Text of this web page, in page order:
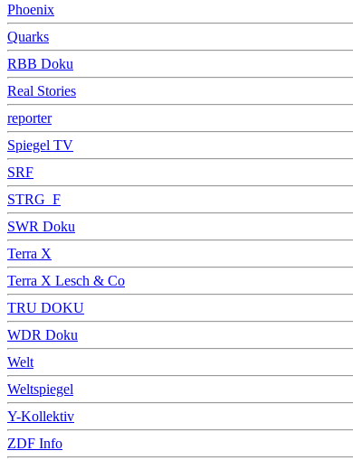
Phoenix
Quarks
RBB Doku
Real Stories
reporter
Spiegel TV
SRF
STRG_F
SWR Doku
Terra X
Terra X Lesch & Co
TRU DOKU
WDR Doku
Welt
Weltspiegel
Y-Kollektiv
ZDF Info